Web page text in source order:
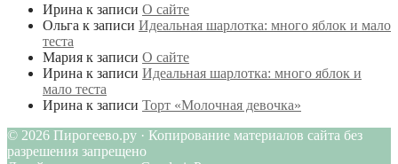
Ирина к записи О сайте
Ольга к записи Идеальная шарлотка: много яблок и мало
теста
Мария к записи О сайте
Ирина к записи Идеальная шарлотка: много яблок и
мало теста
Ирина к записи Торт «Молочная девочка»
© 2026 Пирогеево.ру · Копирование материалов сайта без
разрешения запрещено